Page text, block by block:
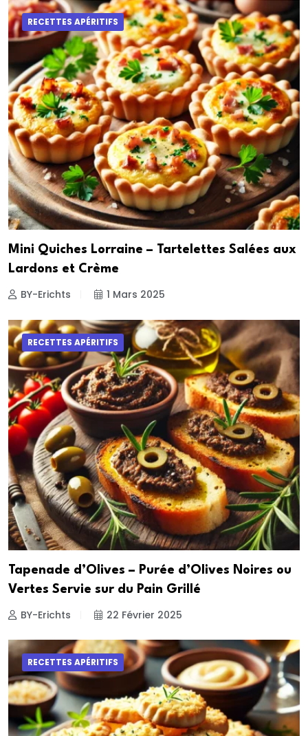
RECETTES APÉRITIFS
Mini Quiches Lorraine – Tartelettes Salées aux
Lardons et Crème
BY-Erichts 1 Mars 2025
RECETTES APÉRITIFS
Tapenade d’Olives – Purée d’Olives Noires ou
Vertes Servie sur du Pain Grillé
BY-Erichts 22 Février 2025
RECETTES APÉRITIFS